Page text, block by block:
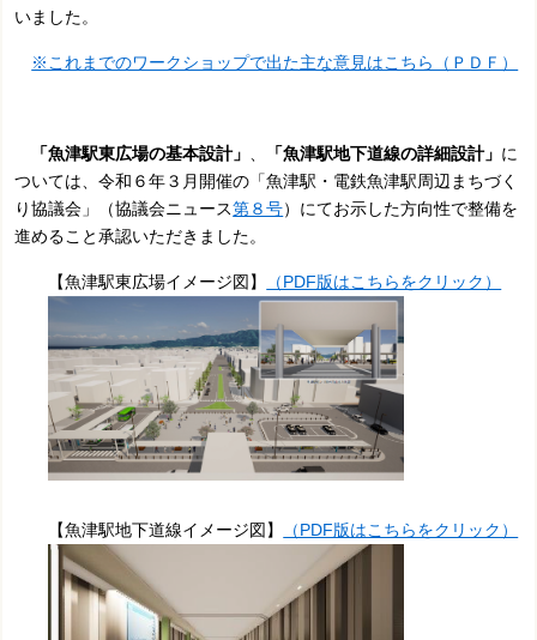
いました。
※これまでのワークショップで出た主な意見はこちら（ＰＤＦ）
「魚津駅東広場の基本設計」 「魚津駅地下道線の詳細設計」 に
ついては、令和６年３月開催の「魚津駅・電鉄魚津駅周辺まちづく
り協議会」（協議会ニュース第８号）にてお示した方向性で整備を
進めること承認いただきました。
【魚津駅東広場イメージ図】 （PDF版はこちらをクリック）
【魚津駅地下道線イメージ図】 （PDF版はこちらをクリック）